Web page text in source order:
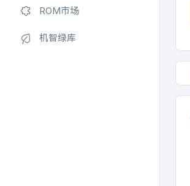
ROM市场
机智绿库